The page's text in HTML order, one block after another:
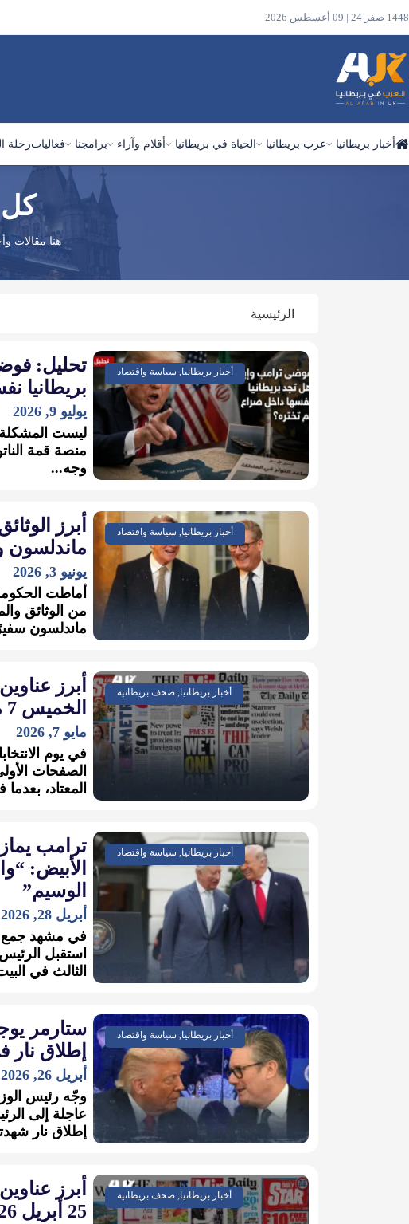
1448 صفر 24 | 09 أغسطس 2026
أخبار بريطانيا عرب بريطانيا الحياة في بريطانيا أقلام وآراء برامجنا فعالياترحلة
كل
هنا مقالات
الرئيسية
أخبار بريطانيا, سياسة واقتصاد
تحليل:
بريطانيا
يوليو 9, 2026
ليست
منصة قمة
وجه...
أخبار بريطانيا, سياسة واقتصاد
أبرز
ماندلسون
يونيو 3, 2026
أماطت
من الوثائق
ماندلسون
أخبار بريطانيا, صحف بريطانية
أبرز
الخميس 7 مايو 2026
مايو 7, 2026
الصفحات
المعتاد،
أخبار بريطانيا, سياسة واقتصاد
ترامب
الأبيض:
الوسيم”
أبريل 28, 2026
في مشهد جمع
استقبل
الثالث في
أخبار بريطانيا, سياسة واقتصاد
ستارمر
إطلاق
أبريل 26, 2026
وجّه رئيس
عاجلة إلى
إطلاق نار
أخبار بريطانيا, صحف بريطانية
أبرز
25 أبريل 2026